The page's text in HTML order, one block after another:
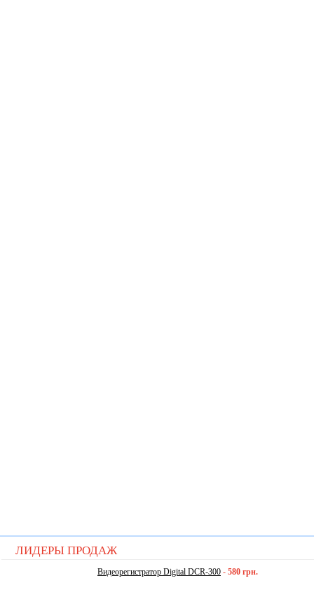
ЛИДЕРЫ ПРОДАЖ
Видеорегистратор Digital DCR-300 - 580 грн.